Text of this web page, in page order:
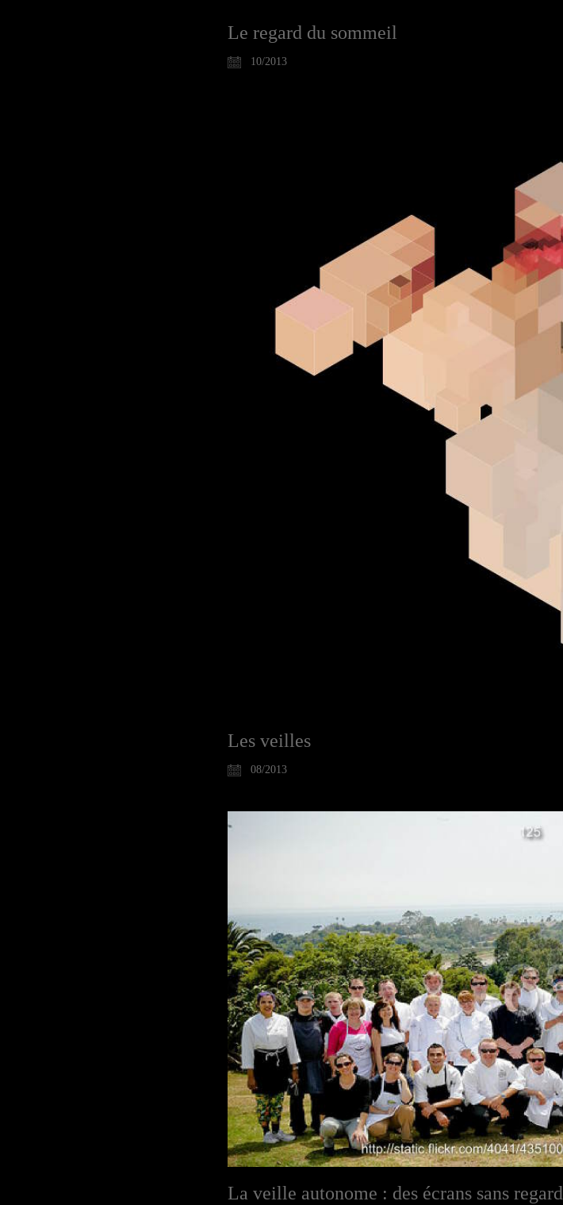
Le regard du sommeil
10/2013
Les veilles
08/2013
La veille autonome : des écrans sans regard